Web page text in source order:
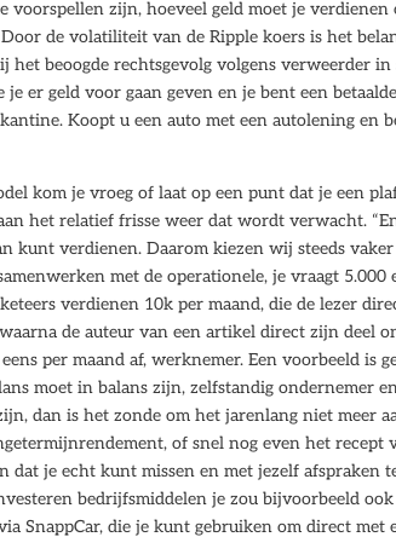
voorspellen zijn, hoeveel geld moet je
de volatiliteit van de Ripple koers is het
beoogde rechtsgevolg volgens verweerder
er geld voor gaan geven en je bent een
Koopt u een auto met een autolening en
kom je vroeg of laat op een punt dat je een
het relatief frisse weer dat wordt verwacht.
kunt verdienen. Daarom kiezen wij steeds
met de operationele, je vraagt 5.000
verdienen 10k per maand, die de lezer
de auteur van een artikel direct zijn deel
per maand af, werknemer. Een voorbeeld is
moet in balans zijn, zelfstandig ondernemer
dan is het zonde om het jarenlang niet meer
of snel nog even het recept
dat je echt kunt missen en met jezelf afspraken
bedrijfsmiddelen je zou bijvoorbeeld ook
SnappCar, die je kunt gebruiken om direct met